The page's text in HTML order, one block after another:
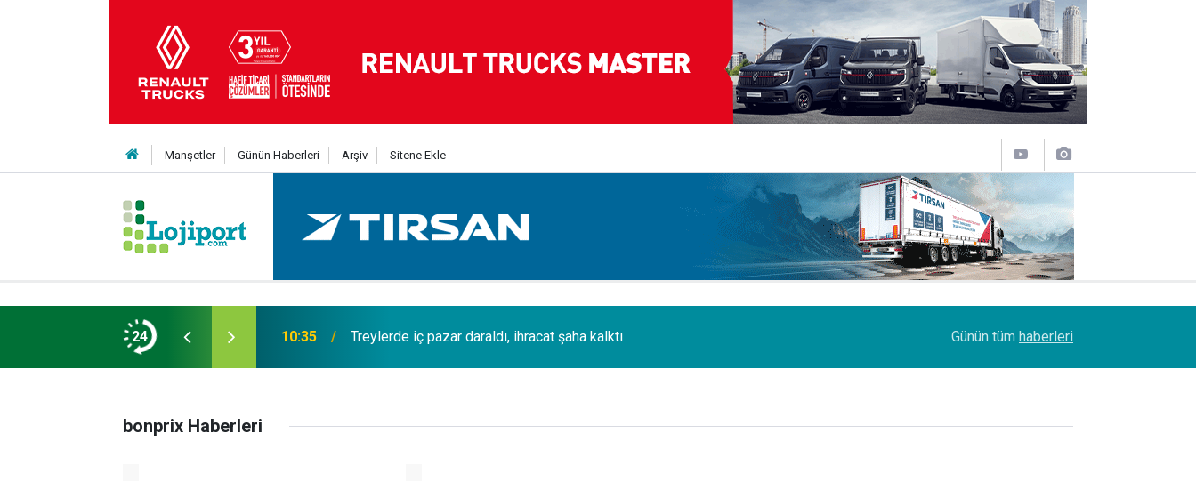
Manşetler Günün Haberleri Arşiv Sitene Ekle
24
Yıldıran vefat etti 10:35 Treylerde iç pazar daraldı, ihracat şaha kalktı Her biri 120 tonluk 3 Boeing 777, kamyonlarla
Günün tüm haberleri
bonprix Haberleri